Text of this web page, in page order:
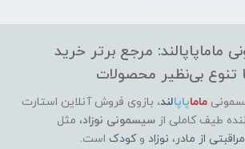
ماماپاپالند: مرجع برتر خرید
تنوع بی‌نظیر محصولات
ماماپاپالند، بازوی فروش آنلاین استارت
طیف کاملی از سیسمونی نوزاد، مثل
مراقبتی از مادر، نوزاد وکودک است.